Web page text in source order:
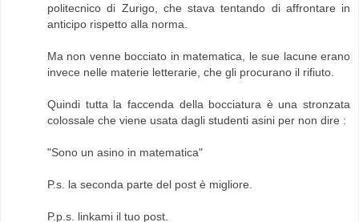
politecnico di Zurigo, che stava tentando di affrontare in
anticipo rispetto alla norma.
Ma non venne bocciato in matematica, le sue lacune erano
invece nelle materie letterarie, che gli procurano il rifiuto.
Quindi tutta la faccenda della bocciatura è una stronzata
colossale che viene usata dagli studenti asini per non dire :
"Sono un asino in matematica"
P.s. la seconda parte del post è migliore.
P.p.s. linkami il tuo post.